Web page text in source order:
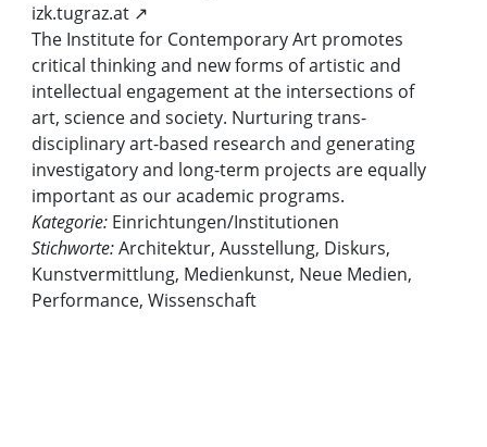
izk.tugraz.at ↗
The Institute for Contemporary Art promotes
critical thinking and new forms of artistic and
intellectual engagement at the intersections of
art, science and society. Nurturing trans-
disciplinary art-based research and generating
investigatory and long-term projects are equally
important as our academic programs.
Kategorie: Einrichtungen/Institutionen
Stichworte:Architektur, Ausstellung, Diskurs,
Kunstvermittlung, Medienkunst, Neue Medien,
Performance, Wissenschaft